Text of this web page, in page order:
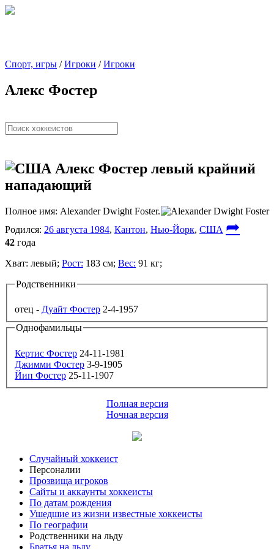
Спорт, игры /Игроки /Игроки
Алекс Фостер
Алекс Фостер левый крайний
нападающий
Полное имя: Alexander Dwight Foster.
Родился: 26 августа 1984, Кантон, Нью-Йорк, США ➦
42 года
Хват: левый; Рост: 183 см; Вес: 91 кг;
Родственники
отец - Дуайт Фостер 2-4-1957
Однофамильцы
Кертис Фостер 24-11-1981
Джимми Фостер 3-9-1905
Йип Фостер 25-11-1907
Полная версия
Ночная версия
Случайный хоккеист
Персоналии
Прозвища игроков
Сайты и аккаунты хоккеисты
По датам рождения
Ушедшие из жизни известные хоккеисты
По географии
Родственники на льду
Братья на льду